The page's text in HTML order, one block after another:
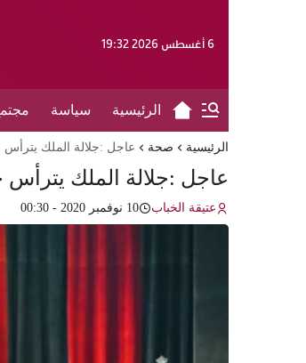
6 أغسطس 2026 19:32
الرئيسية سياسة
الرئيسية صحة عاجل :جلالة الملك يترأس
عاجل :جلالة الملك يترأس
عتيقة الخباب 10 نوفمبر 2020 - 00:30